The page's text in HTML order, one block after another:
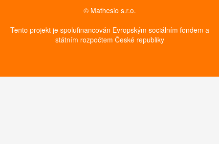
© Mathesio s.r.o.
Tento projekt je spolufinancován Evropským sociálním fondem a
státním rozpočtem České republiky